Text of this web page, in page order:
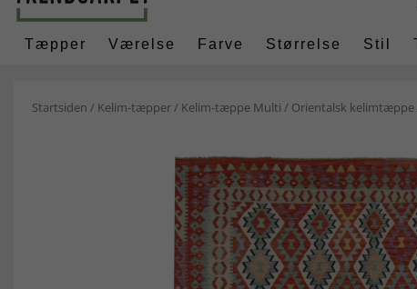
Tæpper Værelse Farve Størrelse Stil
Startsiden / Kelim-tæpper/ Kelim-tæppe Multi / Orientalsk kelimtæppe